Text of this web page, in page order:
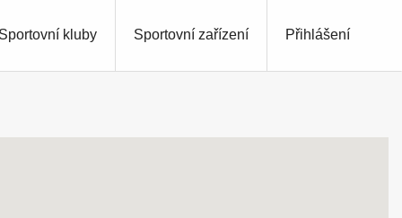
Přihlášení
kluby Sportovní zařízení